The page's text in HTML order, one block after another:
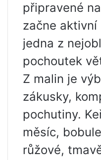
připravené
začne aktivní
jedna z
pochoutek
Z malin je
zákusky,
pochutiny.
měsíc,
růžové,